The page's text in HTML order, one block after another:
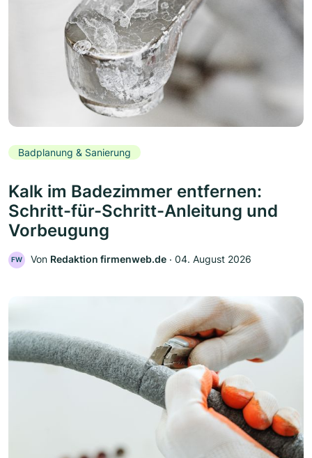
Badplanung & Sanierung
Kalk im Badezimmer entfernen:
Schritt-für-Schritt-Anleitung und
Vorbeugung
FW Von Redaktion firmenweb.de ‧ 04. August 2026